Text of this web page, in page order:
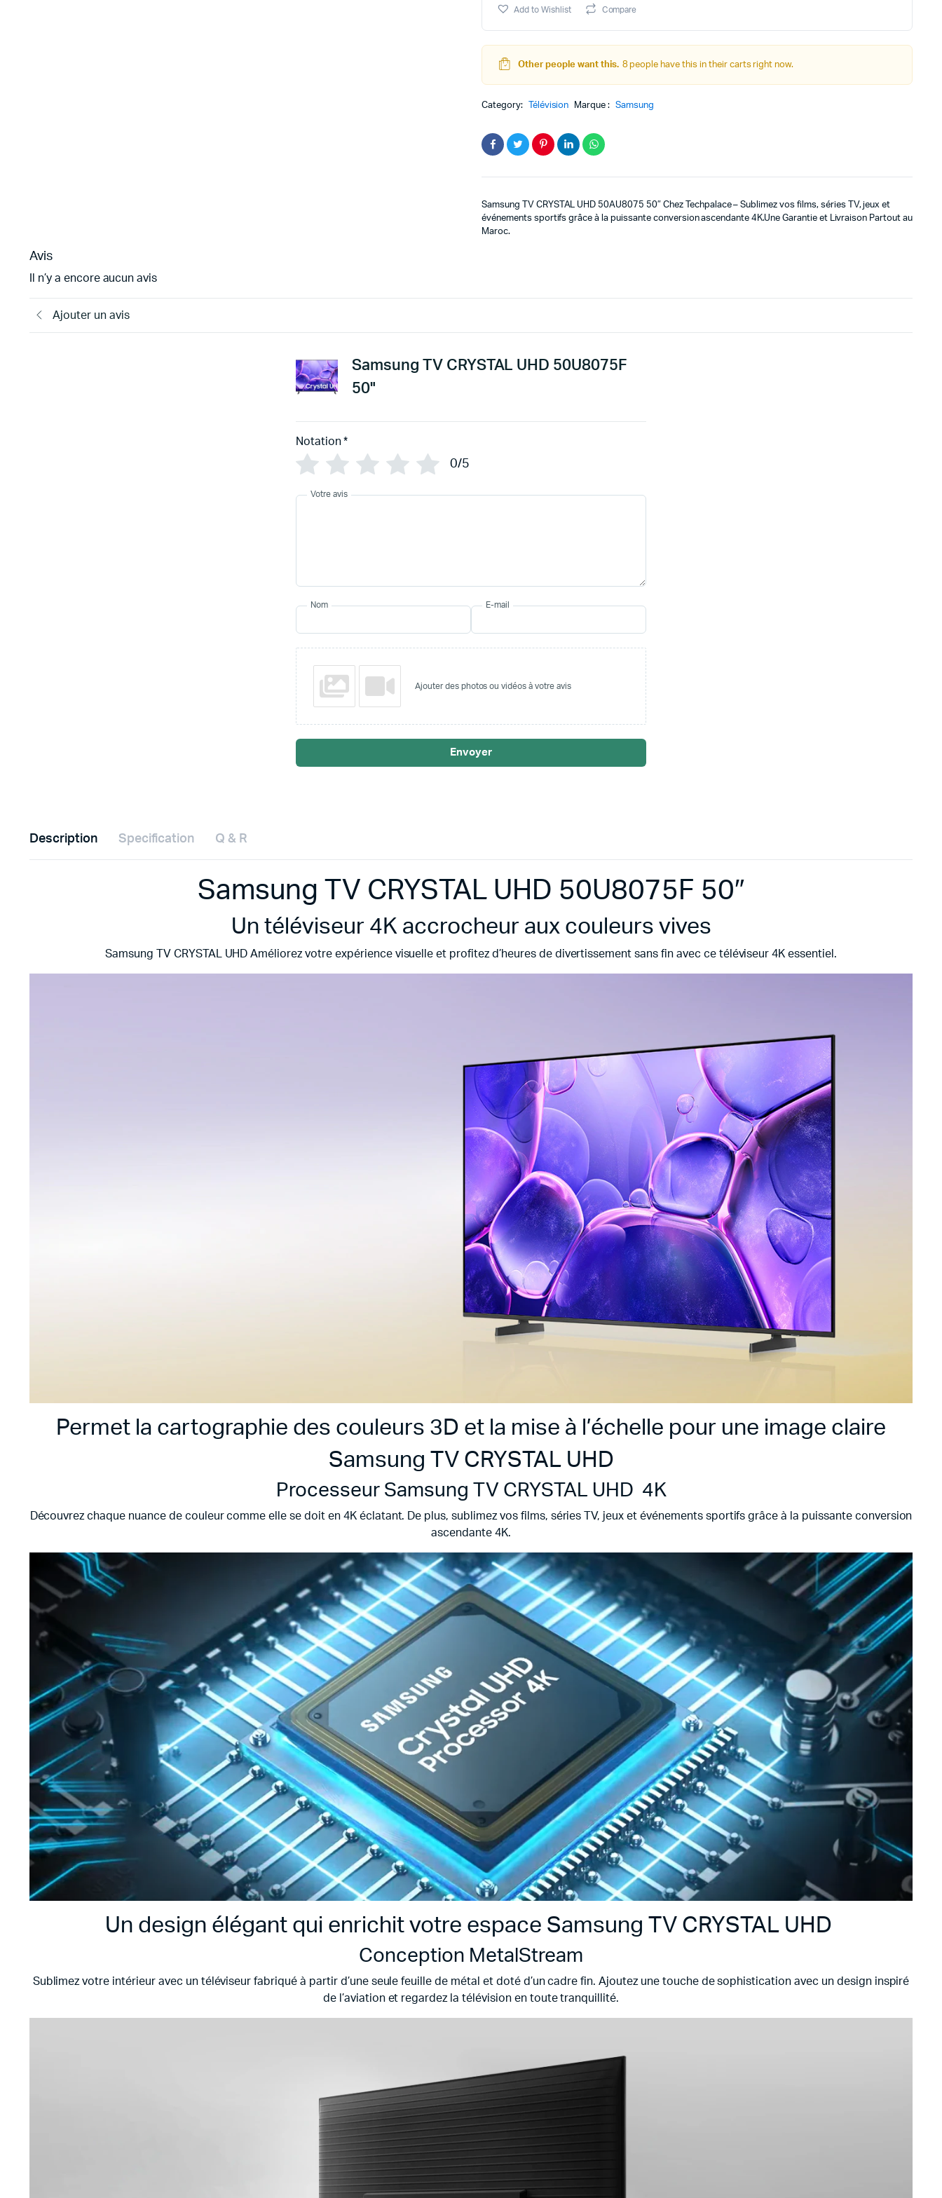
était :
5999د.م..
est :
4499د.م..
50U8075F
Add to Wishlist Compare
Other people want this. 8 people have this in their carts right now.
Category: Télévision Marque : Samsung
Samsung TV CRYSTAL UHD 50AU8075 50″ Chez Techpalace – Sublimez vos films, séries TV, jeux et
événements sportifs grâce à la puissante conversion ascendante 4K.Une Garantie et Livraison Partout au
Maroc.
Avis
Il n’y a encore aucun avis
Ajouter un avis
Samsung TV CRYSTAL UHD 50U8075F
50"
Notation *
0/5
Votre avis
Nom E-mail
Ajouter des photos ou vidéos à votre avis
Envoyer
Description Specification Q & R
Samsung TV CRYSTAL UHD 50U8075F 50″
Un téléviseur 4K accrocheur aux couleurs vives
Samsung TV CRYSTAL UHDAméliorez votre expérience visuelle et profitez d’heures de divertissement sans fin avec ce téléviseur 4K essentiel.
Permet la cartographie des couleurs 3D et la mise à l’échelle pour une image claire
Samsung TV CRYSTAL UHD
Processeur Samsung TV CRYSTAL UHD 4K
Découvrez chaque nuance de couleur comme elle se doit en 4K éclatant. De plus, sublimez vos films, séries TV, jeux et événements sportifs grâce à la puissante conversion
ascendante 4K.
Un design élégant qui enrichit votre espace Samsung TV CRYSTAL UHD
Conception MetalStream
Sublimez votre intérieur avec un téléviseur fabriqué à partir d’une seule feuille de métal et doté d’un cadre fin. Ajoutez une touche de sophistication avec un design inspiré
de l’aviation et regardez la télévision en toute tranquillité.